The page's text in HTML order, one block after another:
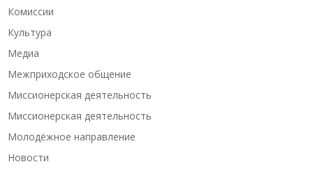
Комиссии
Культура
Медиа
Межприходское общение
Миссионерская деятельность
Миссионерская деятельность
Молодёжное направление
Новости